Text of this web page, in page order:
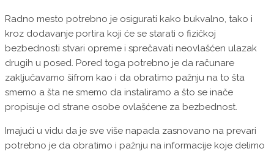
Radno mesto potrebno je osigurati kako bukvalno, tako i
kroz dodavanje portira koji će se starati o fizičkoj
bezbednosti stvari opreme i sprečavati neovlašćen ulazak
drugih u posed. Pored toga potrebno je da računare
zaključavamo šifrom kao i da obratimo pažnju na to šta
smemo a šta ne smemo da instaliramo a što se inače
propisuje od strane osobe ovlašćene za bezbednost.
Imajući u vidu da je sve više napada zasnovano na prevari
potrebno je da obratimo i pažnju na informacije koje delimo